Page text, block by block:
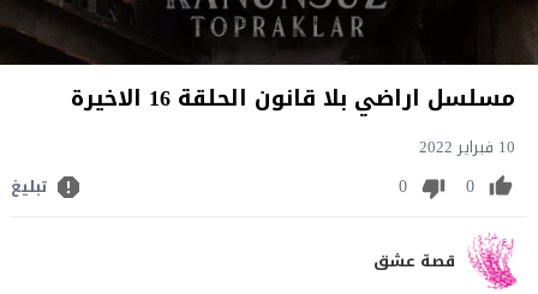
مسلسل اراضي بلا قانون الحلقة 16 الاخيرة
10 فبراير 2022
0
0 تبليغ
قصة عشق